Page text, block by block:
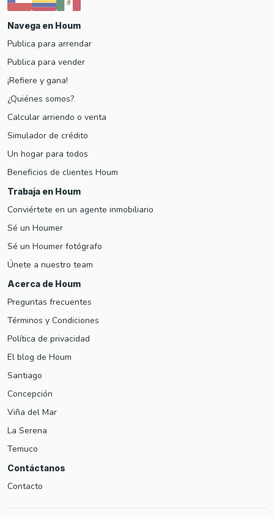
Navega en Houm
Publica para arrendar
Publica para vender
¡Refiere y gana!
¿Quiénes somos?
Calcular arriendo o venta
Simulador de crédito
Un hogar para todos
Beneficios de clientes Houm
Trabaja en Houm
Conviértete en un agente inmobiliario
Sé un Houmer
Sé un Houmer fotógrafo
Únete a nuestro team
Acerca de Houm
Preguntas frecuentes
Términos y Condiciones
Política de privacidad
El blog de Houm
Santiago
Concepción
Viña del Mar
La Serena
Temuco
Contáctanos
Contacto